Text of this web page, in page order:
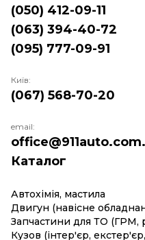
Каталог
Автохімія, мастила
Двигун (навісне
Запчастини для ТО (ГРМ,
Кузов (інтер'єр,
(050) 412-09-11
(063) 394-40-72
(095) 777-09-91
Київ:
(067) 568-70-20
email: